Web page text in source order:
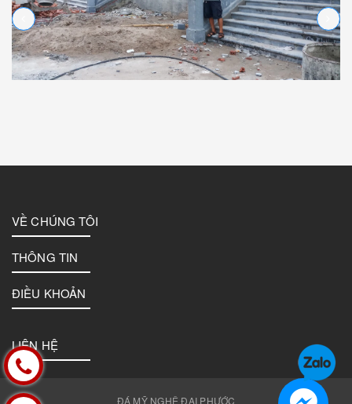
VỀ CHÚNG TÔI
THÔNG TIN
ĐIỀU KHOẢN
LIÊN HỆ
ĐÁ MỸ NGHỆ ĐẠI PHƯỚC